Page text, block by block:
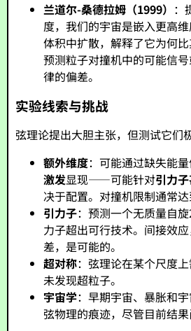
兰道尔-桑德拉姆（1999） ：
度，我们的宇宙是嵌入更高
体积中扩散，解释了它为何
预测粒子对撞机中的可能信
律的偏差。
实验线索与挑战
弦理论提出大胆主张，但测试它们
额外维度：可能通过缺失能
激发显现——可能针对引力
决于配置。对撞机限制通常
引力子：预测一个无质量自
力子超出可行技术。间接效
差，是可能的。
超对称：弦理论在某个尺度
未发现超粒子。
宇宙学：早期宇宙、暴胀和
弦物理的痕迹，尽管目前结果